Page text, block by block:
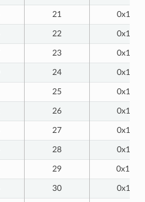
21 0x15
22 0x16
23 0x17
24 0x18
25 0x19
26 0x1A
27 0x1B
28 0x1C
29 0x1D
30 0x1E